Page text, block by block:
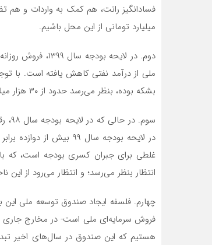
میلیارد تومانی از این محل باشیم.
دوم. در لایحه
بشکه بوده، بنظر می‌رسد حدود از ۳۰ هزار میلیارد تومان کسری از این ناحیه متوجه دولت شود.
غلطی برای جبران کسری بودجه است، که
انتظار بنظر می‌رسد؛ و انتظار می‌رود از این ناحیه چیزی حدود ۴۰ هزار میلیارد
چهارم. فلسفه ایجاد صندوق توسعه ملی
فروش سرمایه‌ای ملی است- در مخارج جاری
هستیم که این صندوق در سال‌های اخیر